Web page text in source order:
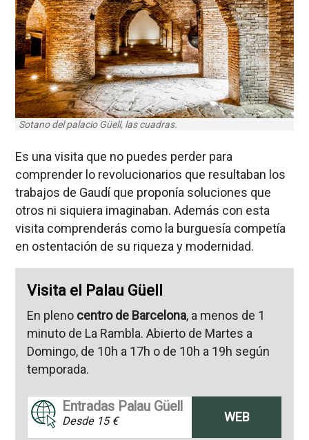
Sotano del palacio Güell, las cuadras.
Es una visita que no puedes perder para
comprender lo revolucionarios que resultaban los
trabajos de Gaudí que proponía soluciones que
otros ni siquiera imaginaban. Además con esta
visita comprenderás como la burguesía competía
en ostentación de su riqueza y modernidad.
Visita el Palau Güell
En pleno centro de Barcelona, a menos de 1
minuto de La Rambla. Abierto de Martes a
Domingo, de 10h a 17h o de 10h a 19h según
temporada.
Entradas Palau Güell
Desde 15 € WEB